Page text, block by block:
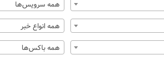
همه سرویس‌ها
همه انواع خبر
همه باکس‌ها